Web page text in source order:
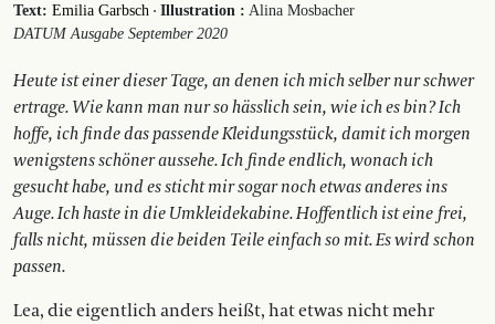
Text: Emilia Garbsch · Illustration : Alina Mosbacher
DATUM Ausgabe September 2020
Heute ist einer dieser Tage, an denen ich mich selber nur schwer
ertrage. Wie kann man nur so hässlich sein, wie ich es bin? Ich
hoffe, ich finde das passende Kleidungsstück, damit ich morgen
wenigstens schöner aussehe. Ich finde endlich, wo­­nach ich
gesucht habe, und es sticht mir sogar noch etwas anderes ins
Auge. Ich haste in die Umkleidekabine. Hoffentlich ist eine frei,
falls nicht, müssen die beiden Tei­le einfach so mit. Es wird schon
passen.
Lea, die eigentlich anders heißt, hat etwas nicht mehr